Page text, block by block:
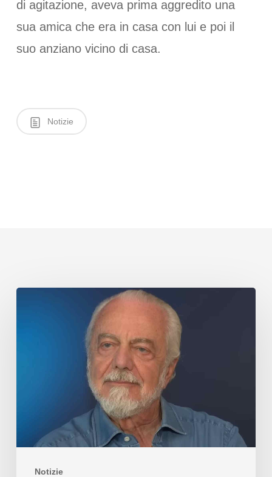
di agitazione, aveva prima aggredito una
sua amica che era in casa con lui e poi il
suo anziano vicino di casa.
Notizie
Notizie